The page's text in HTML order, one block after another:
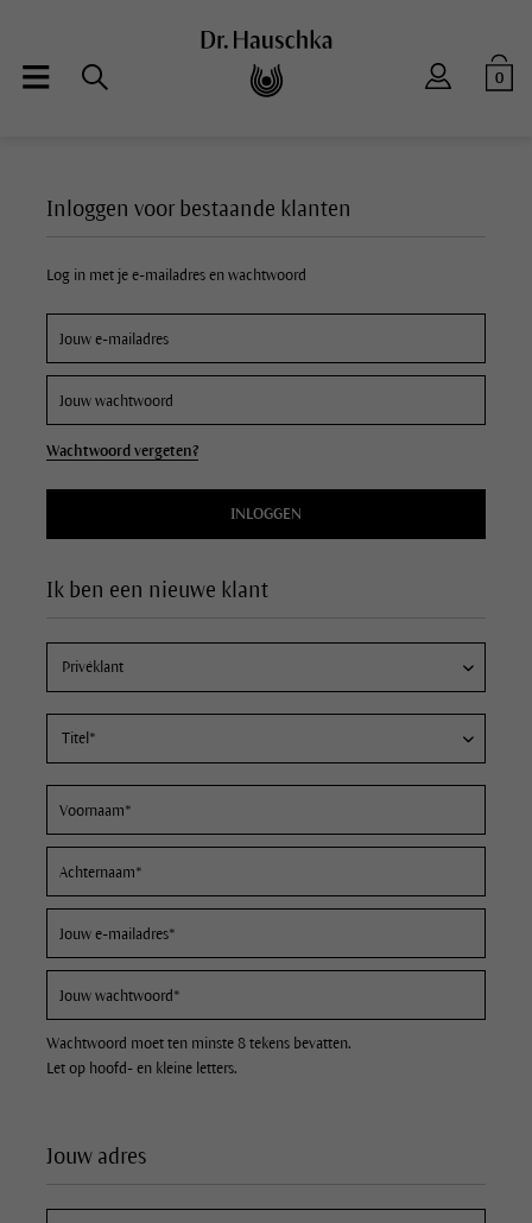
0
Ik ben een nieuwe klant
Wachtwoord moet ten minste 8 tekens bevatten.
Let op hoofd- en kleine letters.
Jouw adres
Inloggen voor bestaande klanten
Log in met je e-mailadres en wachtwoord
Wachtwoord vergeten?
INLOGGEN